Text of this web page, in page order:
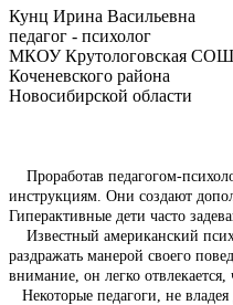
Кунц Ирина Васильевна
педагог - психолог
МКОУ Крутологовская СОШ
Коченевского района
Новосибирской области
Проработав педагогом-
инструкциям. Они создают
Гиперактивные дети часто
Известный американский
раздражать манерой своего
внимание, он легко
Некоторые педагоги, не